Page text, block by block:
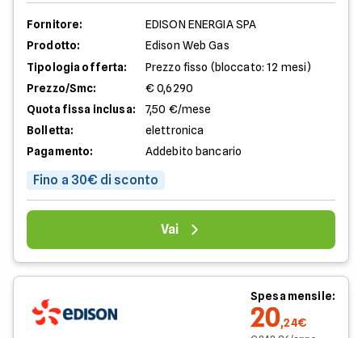
Fornitore:
EDISON ENERGIA SPA
Prodotto:
Edison Web Gas
Tipologia offerta:
Prezzo fisso (bloccato: 12 mesi)
Prezzo/Smc:
€ 0,6290
Quota fissa inclusa:
7,50 €/mese
Bolletta:
elettronica
Pagamento:
Addebito bancario
Fino a 30€ di sconto
Vai
Spesa mensile:
20,24€